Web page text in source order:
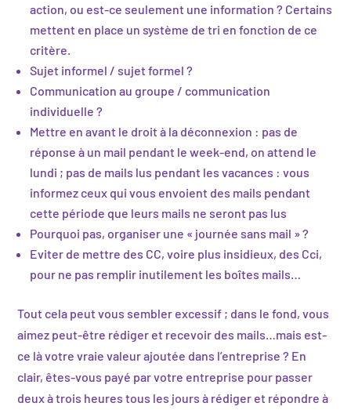
action, ou est-ce seulement une information ? Certains
mettent en place un système de tri en fonction de ce
critère.
Sujet informel / sujet formel ?
Communication au groupe / communication
individuelle ?
Mettre en avant le droit à la déconnexion : pas de
réponse à un mail pendant le week-end, on attend le
lundi ; pas de mails lus pendant les vacances : vous
informez ceux qui vous envoient des mails pendant
cette période que leurs mails ne seront pas lus
Pourquoi pas, organiser une « journée sans mail » ?
Eviter de mettre des CC, voire plus insidieux, des Cci,
pour ne pas remplir inutilement les boîtes mails…
Tout cela peut vous sembler excessif ; dans le fond, vous
aimez peut-être rédiger et recevoir des mails…mais est-
ce là votre vraie valeur ajoutée dans l’entreprise ? En
clair, êtes-vous payé par votre entreprise pour passer
deux à trois heures tous les jours à rédiger et répondre à